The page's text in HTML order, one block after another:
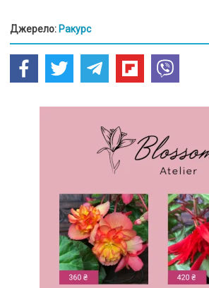
Джерело: Ракурс